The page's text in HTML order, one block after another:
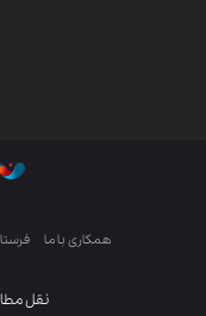
نقل
همکاری با ما